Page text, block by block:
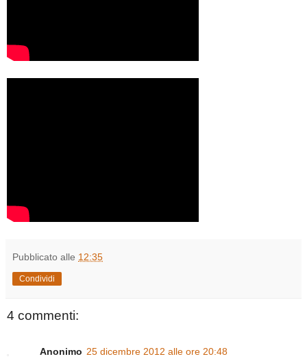
Pubblicato alle 12:35
Condividi
4 commenti:
Anonimo 25 dicembre 2012 alle ore 20:48